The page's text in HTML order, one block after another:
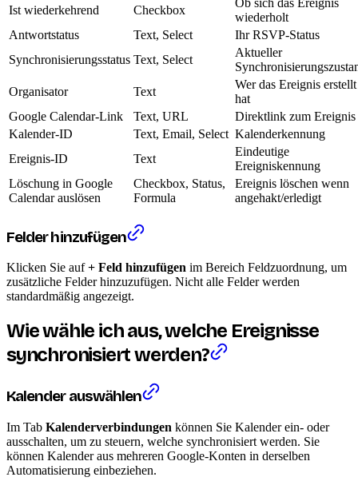
Ist wiederkehrend
Checkbox
Ob sich das Ereignis
wiederholt
Antwortstatus
Text, Select
Ihr RSVP-Status
Synchronisierungsstatus Text, Select
Aktueller
Organisator
Text
Wer das Ereignis erstellt
hat
Google Calendar-Link
Text, URL
Direktlink zum Ereignis
Kalender-ID
Text, Email, Select Kalenderkennung
Ereignis-ID
Text
Eindeutige
Ereigniskennung
Löschung in Google
Calendar auslösen
Checkbox, Status,
Formula
Ereignis löschen wenn
angehakt/erledigt
Felder hinzufügen
Klicken Sie auf+ Feld hinzufügen im Bereich Feldzuordnung, um
zusätzliche Felder hinzuzufügen. Nicht alle Felder werden
standardmäßig angezeigt.
Wie wähle ich aus, welche Ereignisse
synchronisiert werden?
Kalender auswählen
Im Tab Kalenderverbindungen können Sie Kalender ein- oder
ausschalten, um zu steuern, welche synchronisiert werden. Sie
können Kalender aus mehreren Google-Konten in derselben
Automatisierung einbeziehen.